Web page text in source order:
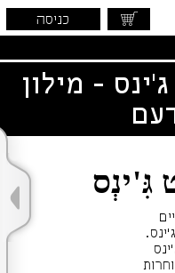
כניסה
- מילון
גִּ'ינְס